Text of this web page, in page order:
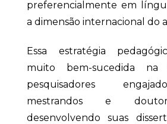
preferencialmente em
a dimensão internacional do
Essa estratégia
muito bem-sucedida na
pesquisadores
mestrandos e
desenvolvendo suas